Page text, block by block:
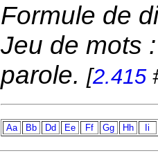
Formule de
Jeu de mots
parole. [2.415
Aa Bb Dd Ee Ff Gg Hh Ii